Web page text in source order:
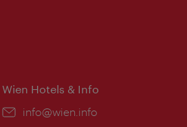
Wien Hotels & Info
Email:
info@wien.info